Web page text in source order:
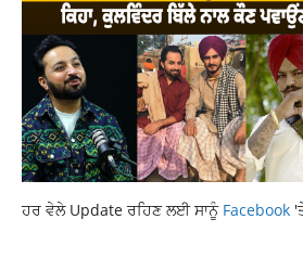
ਹਰ ਵੇਲੇ Update ਰਹਿਣ ਲਈ ਸਾਨੂੰ Facebook